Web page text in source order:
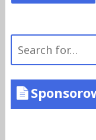
p
r
w
Search